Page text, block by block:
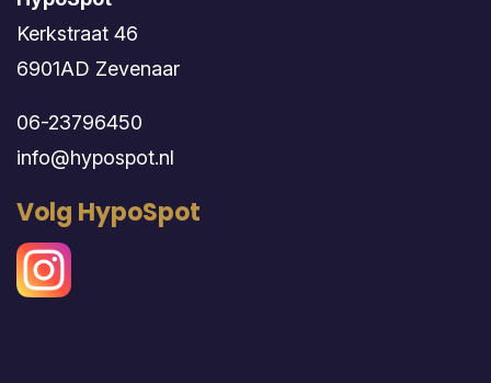
Kerkstraat 46
6901AD Zevenaar
06-23796450
info@hypospot.nl
Volg HypoSpot